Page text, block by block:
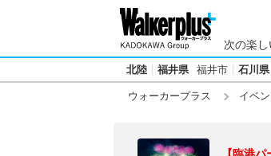
次の楽し
北陸 福井県 福井市 石川県
ウォーカープラス イベン